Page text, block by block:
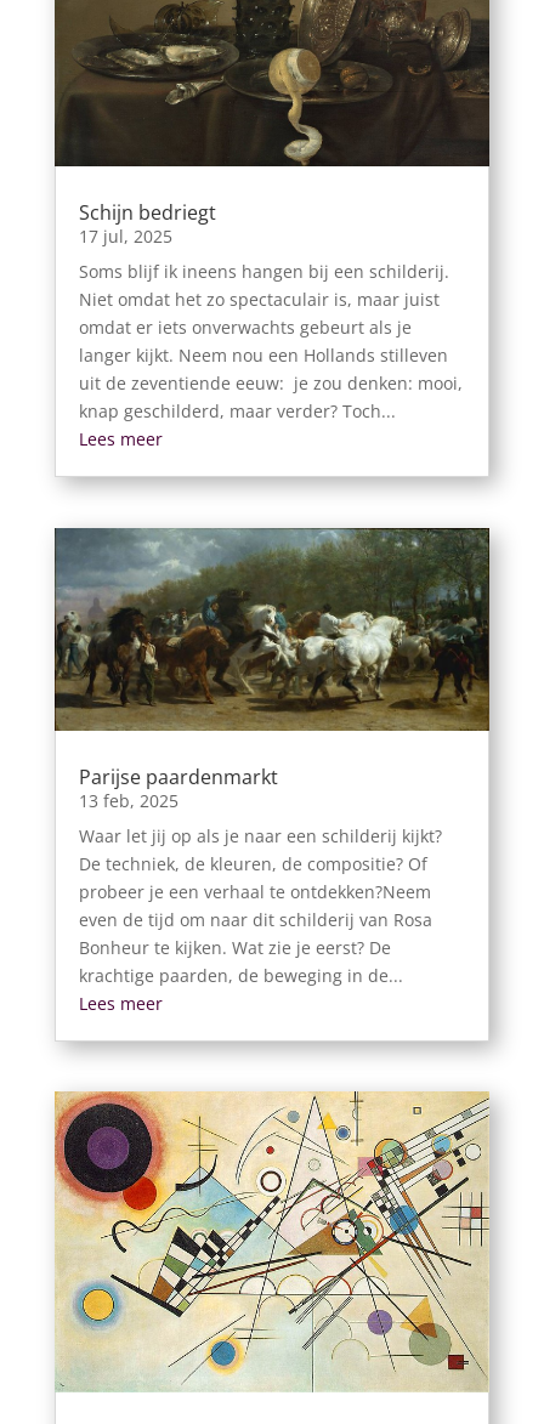
Schijn bedriegt
17 jul, 2025
Soms blijf ik ineens hangen bij een schilderij.
Niet omdat het zo spectaculair is, maar juist
omdat er iets onverwachts gebeurt als je
langer kijkt. Neem nou een Hollands stilleven
uit de zeventiende eeuw: je zou denken: mooi,
knap geschilderd, maar verder? Toch...
Lees meer
Parijse paardenmarkt
13 feb, 2025
Waar let jij op als je naar een schilderij kijkt?
De techniek, de kleuren, de compositie? Of
probeer je een verhaal te ontdekken?Neem
even de tijd om naar dit schilderij van Rosa
Bonheur te kijken. Wat zie je eerst? De
krachtige paarden, de beweging in de...
Lees meer